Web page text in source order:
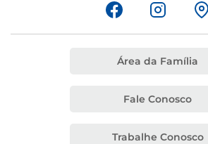
Área da Família
Fale Conosco
Trabalhe Conosco